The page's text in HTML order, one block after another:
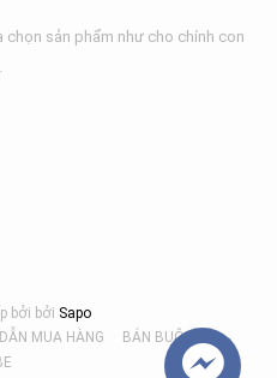
sản phẩm như cho chính con
bởi bởi Sapo
MUA HÀNG
BÁN BUÔN